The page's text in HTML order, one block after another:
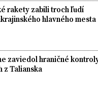
rakety zabili troch ľudí
hlavného mesta
zaviedol hraničné
z Talianska